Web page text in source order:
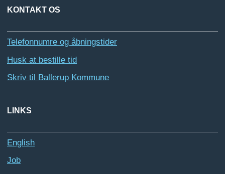
KONTAKT OS
Telefonnumre og åbningstider
Husk at bestille tid
Skriv til Ballerup Kommune
LINKS
English
Job